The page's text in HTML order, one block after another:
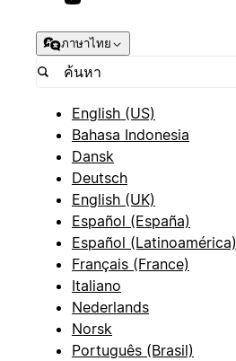
ภาษาไทย
English (US)
Bahasa Indonesia
Dansk
Deutsch
English (UK)
Español (España)
Español (Latinoamérica)
Français (France)
Italiano
Nederlands
Norsk
Português (Brasil)